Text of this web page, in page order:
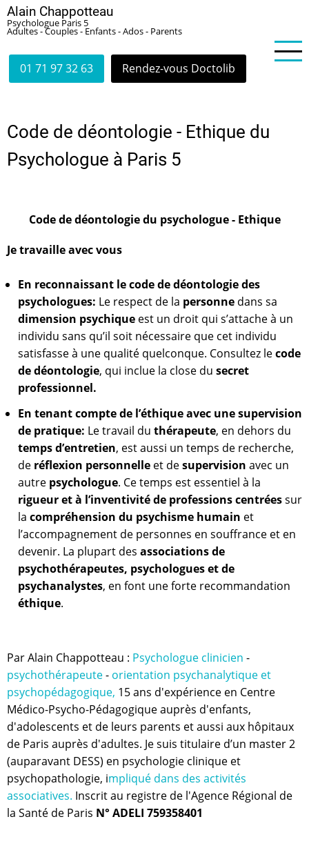
Aller
au
principal
Alain Chappotteau
Psychologue Paris 5
Adultes - Couples - Enfants - Ados - Parents
01 71 97 32 63 Rendez-vous Doctolib
Code de déontologie - Ethique du
Psychologue à Paris 5
Code de déontologie du psychologue - Ethique
Je travaille avec vous
En reconnaissant le code de déontologie des
psychologues: Le respect de la personne dans sa
dimension psychique est un droit qui s’attache à un
individu sans qu’il soit nécessaire que cet individu
satisfasse à une qualité quelconque. Consultez lecode
de déontologie, qui inclue la close du secret
professionnel.
En tenant compte de l’éthique avec une supervision
de pratique: Le travail du thérapeute, en dehors du
temps d’entretien, est aussi un temps de recherche,
de réflexion personnelle et desupervision avec un
autre psychologue. Ce temps est essentiel à la
rigueur et à l’inventivité de professions centréessur
la compréhension du psychisme humain et
l’accompagnement de personnes en souffrance et en
devenir. La plupart des associations de
psychothérapeutes, psychologues et de
psychanalystes, en font une forte recommandation
éthique.
Par Alain Chappotteau : Psychologue clinicien -
psychothérapeute- orientation psychanalytique et
psychopédagogique, 15 ans d'expérience en Centre
Médico-Psycho-Pédagogique auprès d'enfants,
d'adolescents et de leurs parents et aussi aux hôpitaux
de Paris auprès d'adultes. Je suis titulaire d’un master 2
(auparavant DESS) en psychologie clinique et
psychopathologie, impliqué dans des activités
associatives. Inscrit au registre de l'Agence Régional de
la Santé de Paris N° ADELI 759358401